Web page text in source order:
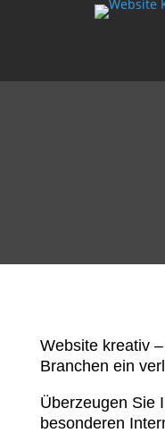
Website kreativ
Branchen ein
Überzeugen Sie
besonderen